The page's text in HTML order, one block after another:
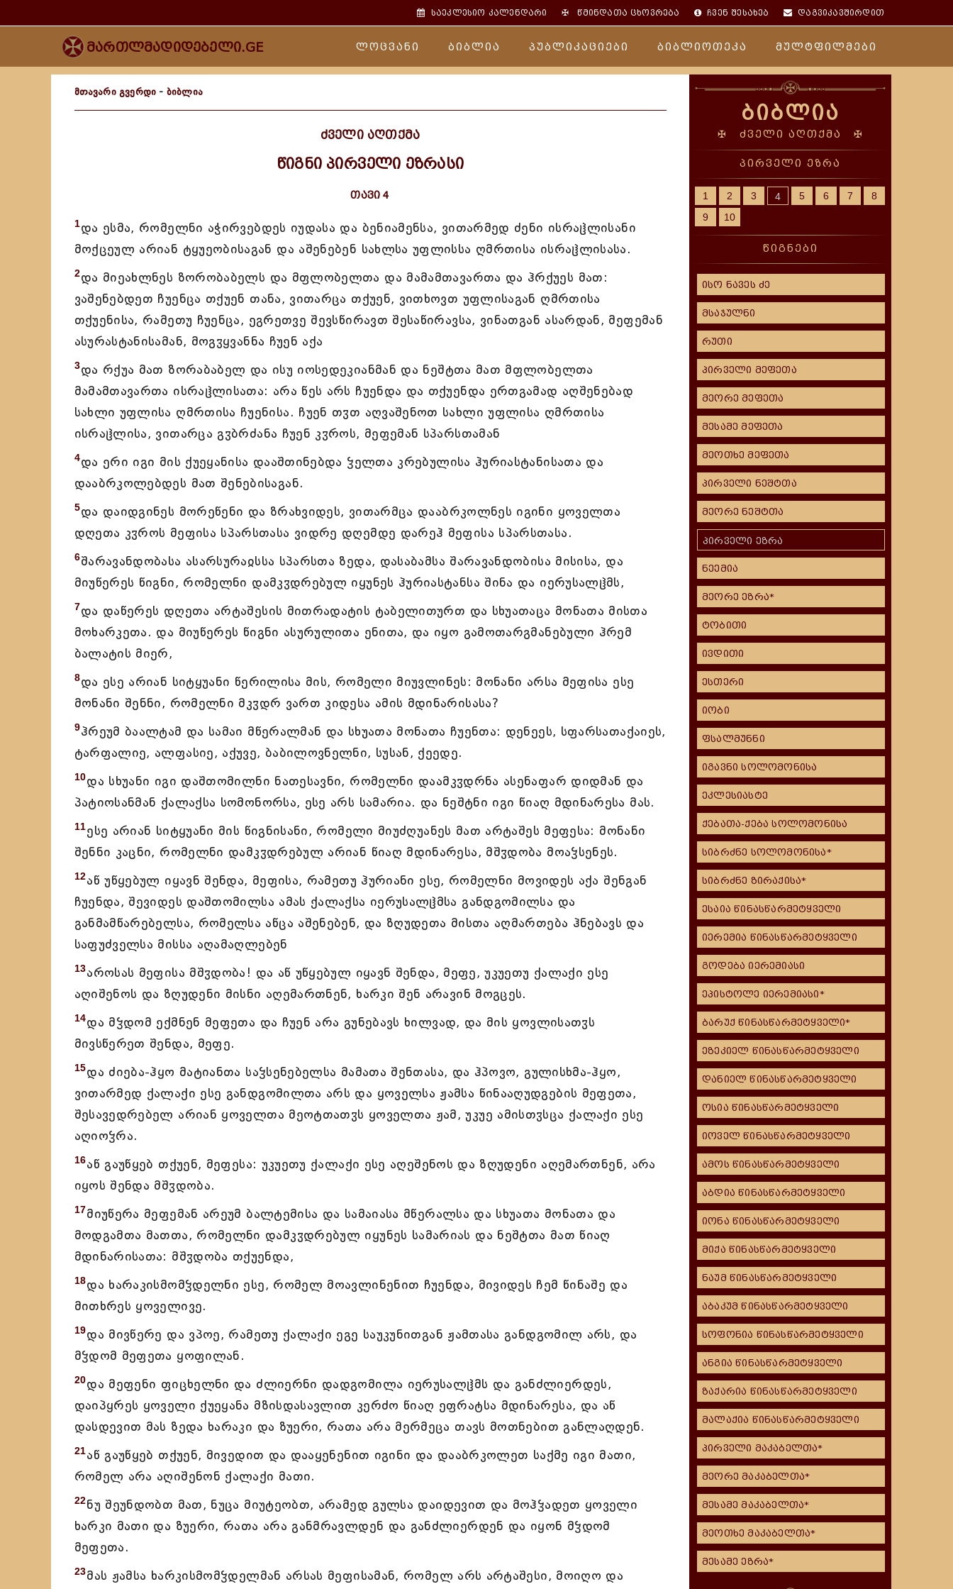
საეკლესიო კალენდარი ✠წმინდათა ცხოვრება ჩვენ შესახებ დაგვიკავშირდით
მართლმადიდებელი.GE ლოცვანი ბიბლია პუბლიკაციები ბიბლიოთეკა მულტფილმები
მთავარი გვერდი - ბიბლია
ძველი აღთქმა
წიგნი პირველი ეზრასი
თავი 4
1და ესმა, რომელნი აჭირვებდეს იუდასა და ბენიამენსა, ვითარმედ ძენი ისრაჱლისანი
მოქცეულ არიან ტყუეობისაგან და აშენებენ სახლსა უფლისსა ღმრთისა ისრაჱლისასა.
2და მიეახლნეს ზორობაბელს და მფლობელთა და მამამთავართა და ჰრქუეს მათ:
ვაშენებდეთ ჩუენცა თქუენ თანა, ვითარცა თქუენ, ვითხოვთ უფლისაგან ღმრთისა
თქუენისა, რამეთუ ჩუენცა, ეგრეთვე შევსწირავთ შესაწირავსა, ვინათგან ასარდან, მეფემან
ასურასტანისამან, მოგჳყვანნა ჩუენ აქა
3და რქუა მათ ზორაბაბელ და ისუ იოსედეკიანმან და ნეშტთა მათ მფლობელთა
მამამთავართა ისრაჱლისათა: არა წეს არს ჩუენდა და თქუენდა ერთგამად აღშენებად
სახლი უფლისა ღმრთისა ჩუენისა. ჩუენ თჳთ აღვაშენოთ სახლი უფლისა ღმრთისა
ისრაჱლისა, ვითარცა გჳბრძანა ჩუენ კჳროს, მეფემან სპარსთამან
4და ერი იგი მის ქუეყანისა დააშთინებდა ჴელთა კრებულისა ჰურიასტანისათა და
დააბრკოლებდეს მათ შენებისაგან.
5და დაიდგინეს მორეწენი და ზრახვიდეს, ვითარმცა დააბრკოლნეს იგინი ყოველთა
დღეთა კჳროს მეფისა სპარსთასა ვიდრე დღემდე დარეჰ მეფისა სპარსთასა.
6შარავანდობასა ასარსურაჲსსა სპარსთა ზედა, დასაბამსა შარავანდობისა მისისა, და
მიუწერეს წიგნი, რომელნი დამკჳდრებულ იყუნეს ჰურიასტანსა შინა და იერუსალჱმს,
7და დაწერეს დღეთა არტაშესის მითრადატის ტაბელითურთ და სხუათაცა მონათა მისთა
მოხარკეთა. და მიუწერეს წიგნი ასურულითა ენითა, და იყო გამოთარგმანებული ჰრემ
ბალატის მიერ,
8და ესე არიან სიტყუანი წერილისა მის, რომელი მიუვლინეს: მონანი არსა მეფისა ესე
მონანი შენნი, რომელნი მკჳდრ ვართ კიდესა ამის მდინარისასა?
9ჰრეუმ ბაალტამ და სამაი მწერალმან და სხუათა მონათა ჩუენთა: დენეეს, სფარსათაქაიეს,
ტარფალიე, ალფასიე, აქუვე, ბაბილოვნელნი, სუსან, ქეედე.
10და სხუანი იგი დაშთომილნი ნათესავნი, რომელნი დაამკჳდრნა ასენაფარ დიდმან და
პატიოსანმან ქალაქსა სომონორსა, ესე არს სამარია. და ნეშტნი იგი წიაღ მდინარესა მას.
11ესე არიან სიტყუანი მის წიგნისანი, რომელი მიუძღუანეს მათ არტაშეს მეფესა: მონანი
შენნი კაცნი, რომელნი დამკჳდრებულ არიან წიაღ მდინარესა, მშჳდობა მოაჴსენეს.
12აწ უწყებულ იყავნ შენდა, მეფისა, რამეთუ ჰურიანი ესე, რომელნი მოვიდეს აქა შენგან
ჩუენდა, შევიდეს დაშთომილსა ამას ქალაქსა იერუსალჱმსა განდგომილსა და
განმამწარებელსა, რომელსა აწცა აშენებენ, და ზღუდეთა მისთა აღმართება ჰნებავს და
საფუძველსა მისსა აღამაღლებენ
13აროსას მეფისა მშჳდობა! და აწ უწყებულ იყავნ შენდა, მეფე, უკუეთუ ქალაქი ესე
აღიშენოს და ზღუდენი მისნი აღემართნენ, ხარკი შენ არავინ მოგცეს.
14და მჴდომ ექმნენ მეფეთა და ჩუენ არა გუნებავს ხილვად, და მის ყოვლისათჳს
მივსწერეთ შენდა, მეფე.
15და ძიება-ჰყო მატიანთა საჴსენებელსა მამათა შენთასა, და ჰპოვო, გულისხმა-ჰყო,
ვითარმედ ქალაქი ესე განდგომილთა არს და ყოველსა ჟამსა წინააღუდგების მეფეთა,
შესავედრებელ არიან ყოველთა მეოტთათჳს ყოველთა ჟამ, უკუე ამისთჳსცა ქალაქი ესე
აღიოჴრა.
16აწ გაუწყებ თქუენ, მეფესა: უკუეთუ ქალაქი ესე აღეშენოს და ზღუდენი აღემართნენ, არა
იყოს შენდა მშჳდობა.
17მიუწერა მეფემან არეუმ ბალტემისა და სამაიასა მწერალსა და სხუათა მონათა და
მოდგამთა მათთა, რომელნი დამკჳდრებულ იყუნეს სამარიას და ნეშტთა მათ წიაღ
მდინარისათა: მშჳდობა თქუენდა,
18და ხარაკისმომჴდელნი ესე, რომელ მოავლინენით ჩუენდა, მივიდეს ჩემ წინაშე და
მითხრეს ყოველივე.
19და მივწერე და ვპოე, რამეთუ ქალაქი ეგე საუკუნითგან ჟამთასა განდგომილ არს, და
მჴდომ მეფეთა ყოფილან.
20და მეფენი ფიცხელნი და ძლიერნი დადგომილა იერუსალჱმს და განძლიერდეს,
დაიპყრეს ყოველი ქუეყანა მზისდასავლით კერძო წიაღ ეფრატსა მდინარესა, და აწ
დასდევით მას ზედა ხარაკი და ზუერი, რათა არა მერმეცა თავს მოთნებით განლაღდენ.
21აწ გაუწყებ თქუენ, მივედით და დააყენენით იგინი და დააბრკოლეთ საქმე იგი მათი,
რომელ არა აღიშენონ ქალაქი მათი.
22ნუ შეუნდობთ მათ, ნუცა მიუტეობთ, არამედ გულსა დაიდევით და მოჰჴადეთ ყოველი
ხარკი მათი და ზუერი, რათა არა განმრავლდენ და განძლიერდენ და იყონ მჴდომ
მეფეთა.
23მას ჟამსა ხარკისმომჴდელმან არსას მეფისამან, რომელ არს არტაშესი, მოიღო და
ბიბლია
✠ ძველი აღთქმა ✠
პირველი ეზრა
1 2 3 4 5 6 7
8
9
10
წიგნები
ისო ნავეს ძე
მსაჯულნი
რუთი
პირველი მეფეთა
მეორე მეფეთა
მესამე მეფეთა
მეოთხე მეფეთა
პირველი ნეშტთა
მეორე ნეშტთა
პირველი ეზრა
ნეემია
მეორე ეზრა*
ტობითი
ივდითი
ესთერი
იობი
ფსალმუნნი
იგავნი სოლომონისა
ეკლესიასტე
ქებათა-ქება სოლომონისა
სიბრძნე სოლომონისა*
სიბრძნე ზირაქისა*
ესაია წინასწარმეტყველი
იერემია წინასწარმეტყველი
გოდება იერემიასი
ეპისტოლე იერემიასი*
ბარუქ წინასწარმეტყველი*
ეზეკიელ წინასწარმეტყველი
დანიელ წინასწარმეტყველი
ოსია წინასწარმეტყველი
იოველ წინასწარმეტყველი
ამოს წინასწარმეტყველი
აბდია წინასწარმეტყველი
იონა წინასწარმეტყველი
მიქა წინასწარმეტყველი
ნაუმ წინასწარმეტყველი
აბაკუმ წინასწარმეტყველი
სოფონია წინასწარმეტყველი
ანგია წინასწარმეტყველი
ზაქარია წინასწარმეტყველი
მალაქია წინასწარმეტყველი
პირველი მაკაბელთა*
მეორე მაკაბელთა*
მესამე მაკაბელთა*
მეოთხე მაკაბელთა*
მესამე ეზრა*